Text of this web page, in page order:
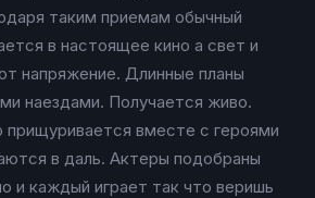
таким приемам обычный
в настоящее кино а свет и
напряжение. Длинные планы
наездами. Получается живо.
прищуривается вместе с героями
в даль. Актеры подобраны
и каждый играет так что веришь